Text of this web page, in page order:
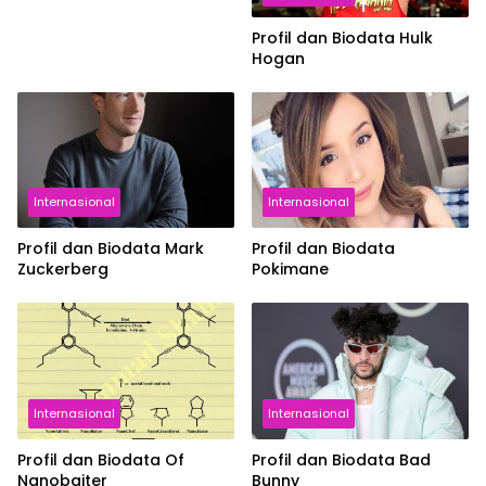
Profil dan Biodata Hulk
Hogan
Internasional
Profil dan Biodata Mark
Zuckerberg
Internasional
Profil dan Biodata
Pokimane
Internasional
Profil dan Biodata Of
Nanobaiter
Internasional
Profil dan Biodata Bad
Bunny